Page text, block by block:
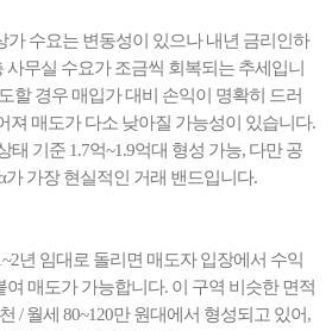
가 수요는 변동성이 있으나 내년 금리인하
무실 수요가 조금씩 회복되는 추세입니
할 경우 매입가 대비 손익이 명확히 드러
져 매도가 다소 낮아질 가능성이 있습니다.
태 기준 1.7억~1.9억대 형성 가능, 다만 공
가 가장 현실적인 거래 밴드입니다.
년 임대로 돌리면 매도자 입장에서 수익
매도가 가능합니다. 이 구역 비슷한 면적
/ 월세 80~120만 원대에서 형성되고 있어,